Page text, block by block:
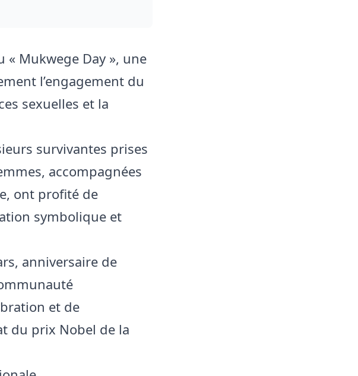
Mukwege Day », une
l’engagement du
sexuelles et la
survivantes prises
accompagnées
ont profité de
symbolique et
anniversaire de
et de
du prix Nobel de la